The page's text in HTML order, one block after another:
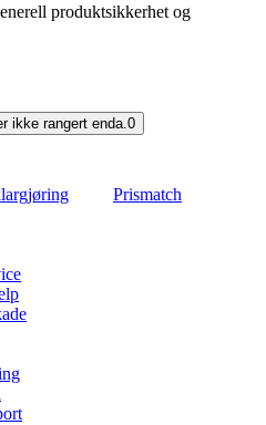
produktsikkerhet og
ikke rangert enda. 0
Prismatch